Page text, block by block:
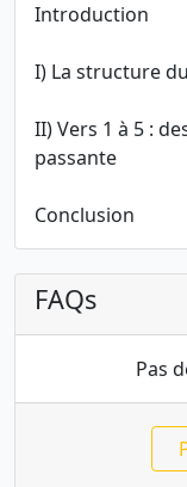
Introduction
I) La structure
II) Vers 1 à 5 :
passante
Conclusion
FAQs
Pas